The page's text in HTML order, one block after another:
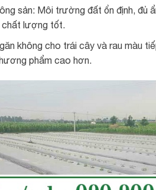
sản: Môi trường đất ổn định, đủ
chất lượng tốt.
không cho trái cây và rau màu
phẩm cao hơn.